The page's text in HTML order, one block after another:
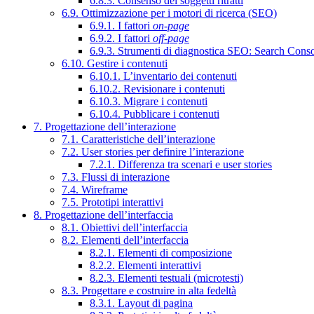
6.9. Ottimizzazione per i motori di ricerca (SEO)
6.9.1. I fattori on-page
6.9.2. I fattori off-page
6.9.3. Strumenti di diagnostica SEO: Search
6.10. Gestire i contenuti
6.10.1. L’inventario dei contenuti
6.10.2. Revisionare i contenuti
6.10.3. Migrare i contenuti
6.10.4. Pubblicare i contenuti
7. Progettazione dell’interazione
7.1. Caratteristiche dell’interazione
7.2. User stories per definire l’interazione
7.2.1. Differenza tra scenari e user stories
7.3. Flussi di interazione
7.4. Wireframe
7.5. Prototipi interattivi
8. Progettazione dell’interfaccia
8.1. Obiettivi dell’interfaccia
8.2. Elementi dell’interfaccia
8.2.1. Elementi di composizione
8.2.2. Elementi interattivi
8.2.3. Elementi testuali (microtesti)
8.3. Progettare e costruire in alta fedeltà
8.3.1. Layout di pagina